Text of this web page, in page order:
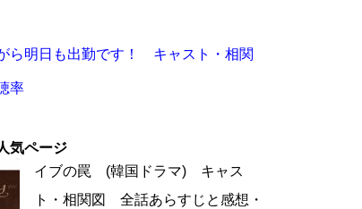
ら明日も出勤です！ キャスト・相関
率
気ページ
イブの罠 (韓国ドラマ) キャス
ト・相関図 全話あらすじと感想・